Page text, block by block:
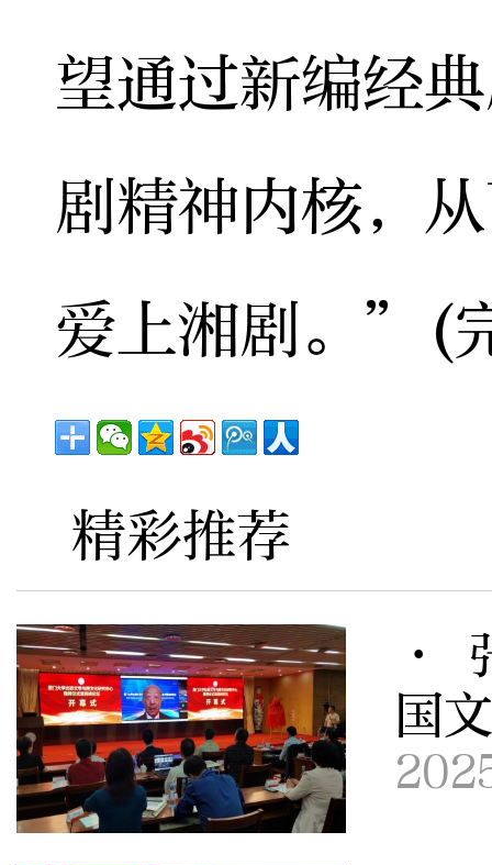
望通过新编经
剧精神内核，
爱上湘剧。”(
精彩推荐
·
国